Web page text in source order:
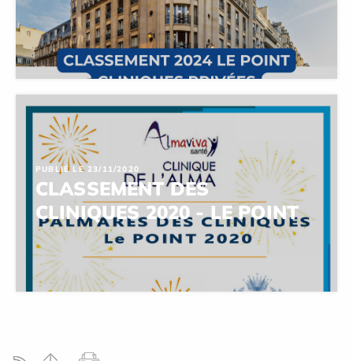
PUBLIÉ LE 23/11/2020
CLASSEMENT DES
CLINIQUES 2020 - LE POINT